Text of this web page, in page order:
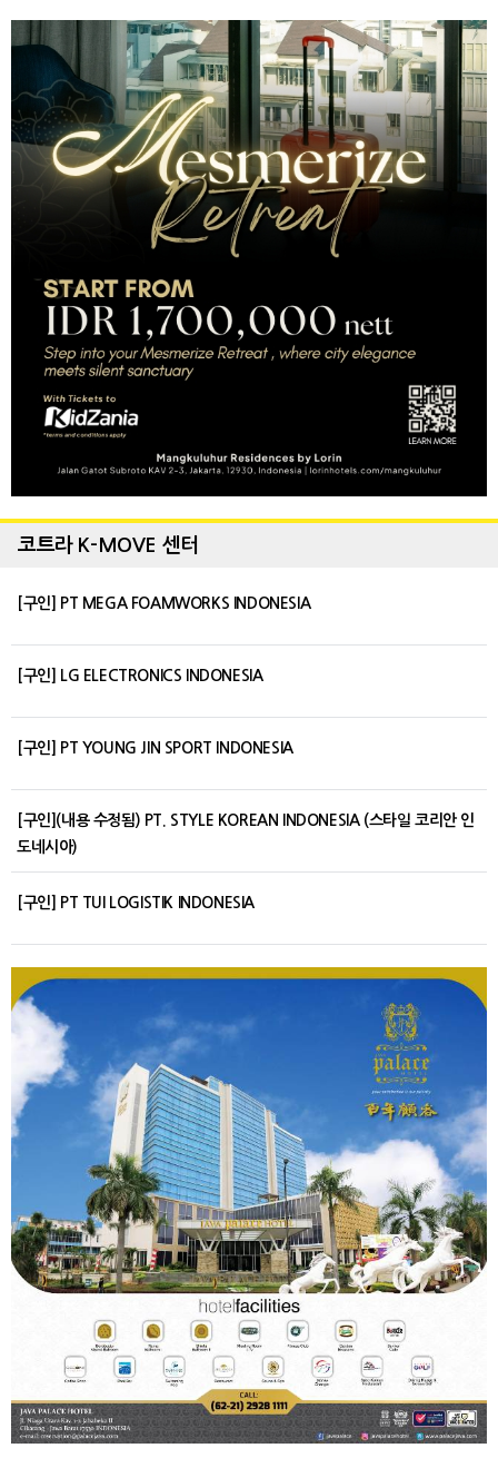
코트라 K-MOVE 센터
[구인] PT MEGA FOAMWORKS INDONESIA
[구인] LG ELECTRONICS INDONESIA
[구인] PT YOUNG JIN SPORT INDONESIA
[구인](내용 수정됨) PT. STYLE KOREAN INDONESIA (스타일 코리안 인
도네시아)
[구인] PT TUI LOGISTIK INDONESIA